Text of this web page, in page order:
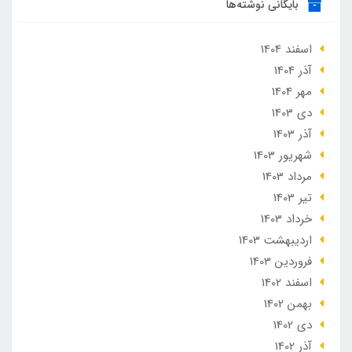
بایگانی نوشته‌ها
اسفند 1404
آذر 1404
مهر 1404
دی 1403
آذر 1403
شهریور 1403
مرداد 1403
تير 1403
خرداد 1403
ارديبهشت 1403
فروردین 1403
اسفند 1402
بهمن 1402
دی 1402
آذر 1402